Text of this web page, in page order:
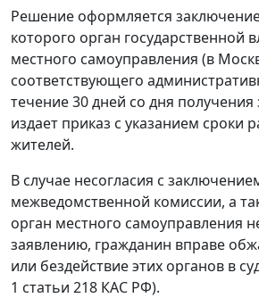
Решение оформляется
которого орган государственной
местного самоуправления (в
соответствующего
течение 30 дней со дня
издает приказ с указанием сроки
жителей.
В случае несогласия с
межведомственной комиссии, а
орган местного самоуправления
заявлению, гражданин вправе
или бездействие этих органов в
1 статьи 218 КАС РФ).